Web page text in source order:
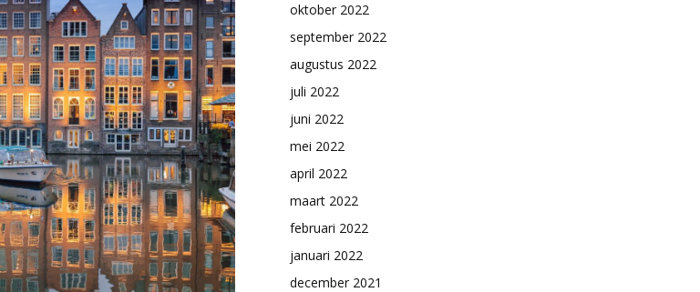
oktober 2022
september 2022
augustus 2022
juli 2022
juni 2022
mei 2022
april 2022
maart 2022
februari 2022
januari 2022
december 2021